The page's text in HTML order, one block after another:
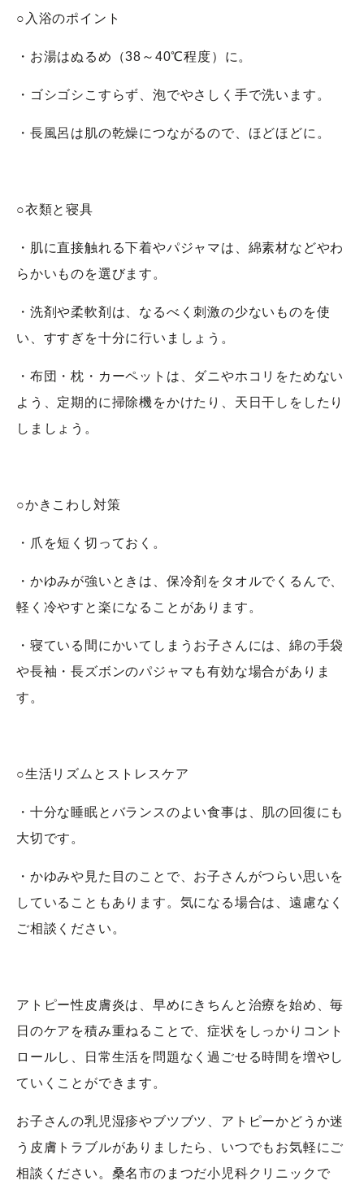
○入浴のポイント
・お湯はぬるめ（38～40℃程度）に。
・ゴシゴシこすらず、泡でやさしく手で洗います。
・長風呂は肌の乾燥につながるので、ほどほどに。
○衣類と寝具
・肌に直接触れる下着やパジャマは、綿素材などやわ
らかいものを選びます。
・洗剤や柔軟剤は、なるべく刺激の少ないものを使
い、すすぎを十分に行いましょう。
・布団・枕・カーペットは、ダニやホコリをためない
よう、定期的に掃除機をかけたり、天日干しをしたり
しましょう。
○かきこわし対策
・爪を短く切っておく。
・かゆみが強いときは、保冷剤をタオルでくるんで、
軽く冷やすと楽になることがあります。
・寝ている間にかいてしまうお子さんには、綿の手袋
や長袖・長ズボンのパジャマも有効な場合がありま
す。
○生活リズムとストレスケア
・十分な睡眠とバランスのよい食事は、肌の回復にも
大切です。
・かゆみや見た目のことで、お子さんがつらい思いを
していることもあります。気になる場合は、遠慮なく
ご相談ください。
アトピー性皮膚炎は、早めにきちんと治療を始め、毎
日のケアを積み重ねることで、症状をしっかりコント
ロールし、日常生活を問題なく過ごせる時間を増やし
ていくことができます。
お子さんの乳児湿疹やブツブツ、アトピーかどうか迷
う皮膚トラブルがありましたら、いつでもお気軽にご
相談ください。桑名市のまつだ小児科クリニックで